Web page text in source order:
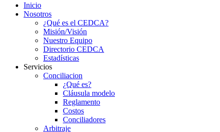
Inicio
Nosotros
¿Qué es el CEDCA?
Misión/Visión
Nuestro Equipo
Directorio CEDCA
Estadísticas
Servicios
Conciliacion
¿Qué es?
Cláusula modelo
Reglamento
Costos
Conciliadores
Arbitraje